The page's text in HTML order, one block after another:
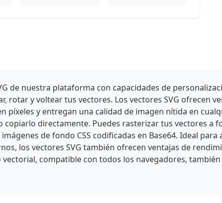
de nuestra plataforma con capacidades de
rotar y voltear tus vectores. Los vectores SVG ofrecen
píxeles y entregan una calidad de imagen nítida en
copiarlo directamente. Puedes rasterizar tus vectores a
de fondo CSS codificadas en Base64. Ideal
los vectores SVG también ofrecen ventajas de
compatible con todos los navegadores,